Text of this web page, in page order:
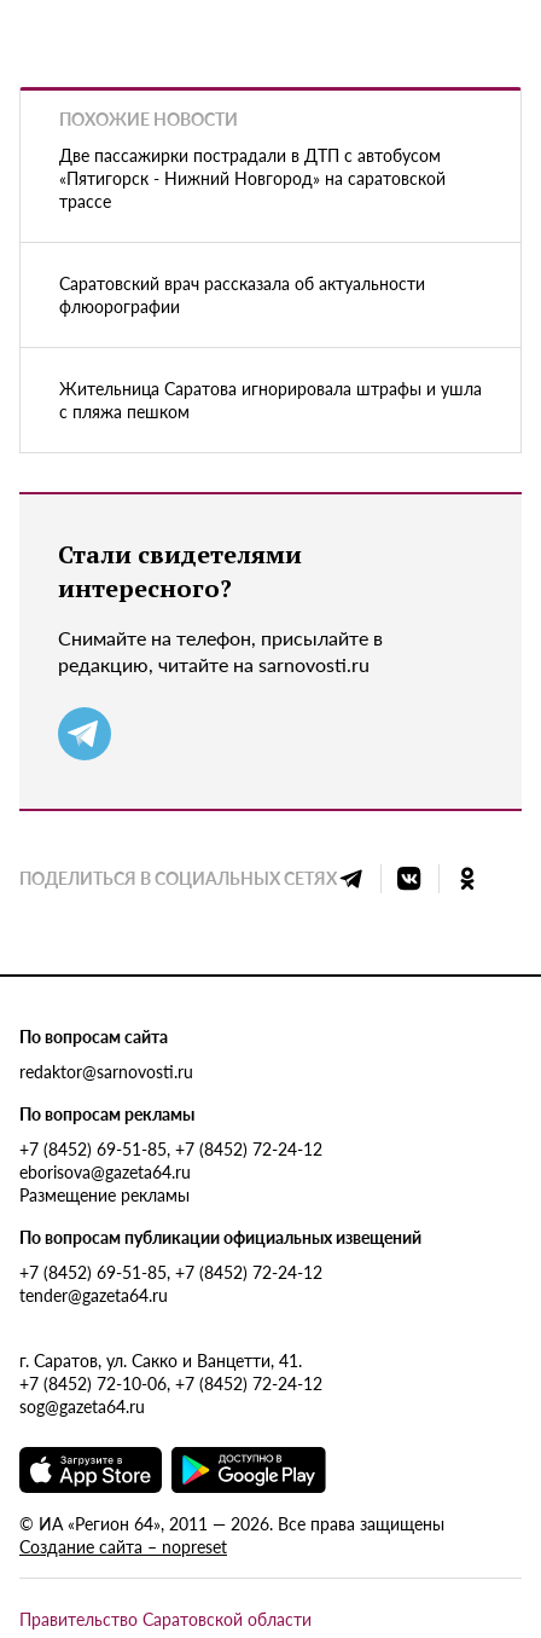
ПОХОЖИЕ НОВОСТИ
Две пассажирки пострадали в ДТП с автобусом
«Пятигорск - Нижний Новгород» на саратовской
трассе
Саратовский врач рассказала об актуальности
флюорографии
Жительница Саратова игнорировала штрафы и ушла
с пляжа пешком
Стали свидетелями
интересного?
Снимайте на телефон, присылайте в
редакцию, читайте на sarnovosti.ru
ПОДЕЛИТЬСЯ В СОЦИАЛЬНЫХ СЕТЯХ
По вопросам сайта
redaktor@sarnovosti.ru
По вопросам рекламы
+7 (8452) 69-51-85, +7 (8452) 72-24-12
eborisova@gazeta64.ru
Размещение рекламы
По вопросам публикации официальных извещений
+7 (8452) 69-51-85, +7 (8452) 72-24-12
tender@gazeta64.ru
г. Саратов, ул. Сакко и Ванцетти, 41.
+7 (8452) 72-10-06, +7 (8452) 72-24-12
sog@gazeta64.ru
© ИА «Регион 64», 2011 — 2026. Все права защищены
Создание сайта – nopreset
Правительство Саратовской области